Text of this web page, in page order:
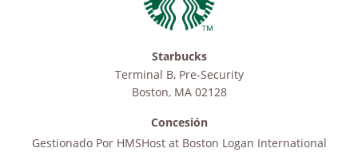
Starbucks
Terminal B, Pre-Security
Boston, MA 02128
Concesión
Gestionado Por HMSHost at Boston Logan International